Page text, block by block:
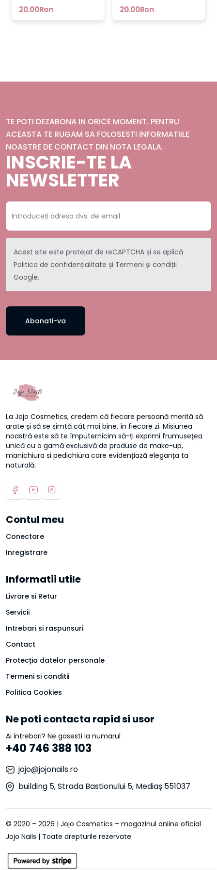
20.00Ron
20.00Ron
TE POTI DEZABONA IN ORICE MOMENT. PENTRU
ACEASTA TE RUGAM SA FOLOSESTI INFORMATIILE
NOASTRE DE CONTACT DIN NOTA LEGALA.
INSCRIE-TE LA
NEWSLETTER
Acest site este protejat de reCAPTCHA și se aplică
Politica de confidențialitate și Termeni și condiții
Google.
Abonati-va
La Jojo Cosmetics, credem că fiecare persoană merită să
arate și să se simtă cât mai bine, în fiecare zi. Misiunea
noastră este să te împuternicim să-ți exprimi frumusețea
unică cu o gamă exclusivă de produse de make-up,
manichiura si pedichiura care evidențiază eleganța ta
naturală.
Contul meu
Conectare
Inregistrare
Informatii utile
Livrare si Retur
Servicii
Intrebari si raspunsuri
Contact
Protecția datelor personale
Termeni si conditii
Politica Cookies
Ne poti contacta rapid si usor
Ai intrebari? Ne gasesti la numarul
+40 746 388 103
jojo@jojonails.ro
building 5, Strada Bastionului 5, Mediaș 551037
© 2020 – 2026 | Jojo Cosmetics – magazinul online oficial
Jojo Nails | Toate drepturile rezervate